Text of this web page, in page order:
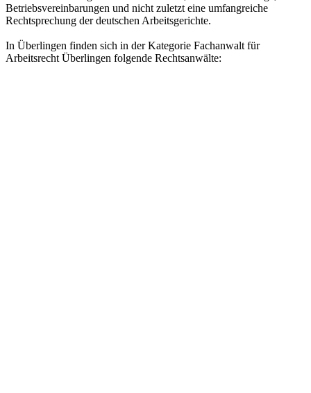
Betriebsvereinbarungen und nicht zuletzt eine umfangreiche
Rechtsprechung der deutschen Arbeitsgerichte.
In Überlingen finden sich in der Kategorie Fachanwalt für
Arbeitsrecht Überlingen folgende Rechtsanwälte: